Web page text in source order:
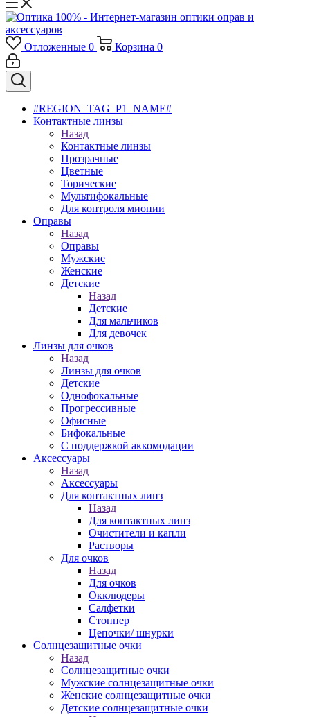
Отложенные 0 Корзина 0
#REGION_TAG_P1_NAME#
Контактные линзы
Назад
Контактные линзы
Прозрачные
Цветные
Торические
Мультифокальные
Для контроля миопии
Оправы
Назад
Оправы
Мужские
Женские
Детские
Назад
Детские
Для мальчиков
Для девочек
Линзы для очков
Назад
Линзы для очков
Детские
Однофокальные
Прогрессивные
Офисные
Бифокальные
С поддержкой аккомодации
Аксессуары
Назад
Аксессуары
Для контактных линз
Назад
Для контактных линз
Очистители и капли
Растворы
Для очков
Назад
Для очков
Окклюдеры
Салфетки
Стоппер
Цепочки/ шнурки
Солнцезащитные очки
Назад
Солнцезащитные очки
Мужские солнцезащитные очки
Женские солнцезащитные очки
Детские солнцезащитные очки